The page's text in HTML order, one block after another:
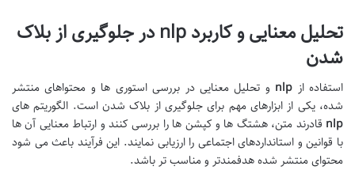
تحلیل معنایی و کاربردnlpدر جلوگیری از بلاک
شدن
استفاده از nlp و تحلیل معنایی در بررسی استوری ها و محتواهای منتشر
شده، یکی از ابزارهای مهم برای جلوگیری از بلاک شدن است. الگوریتم های
nlp قادرند متن، هشتگ ها و کپشن ها را بررسی کنند و ارتباط معنایی آن ها
با قوانین و استانداردهای اجتماعی را ارزیابی نمایند. این فرآیند باعث می شود
محتوای منتشر شده هدفمندتر و مناسب تر باشد.